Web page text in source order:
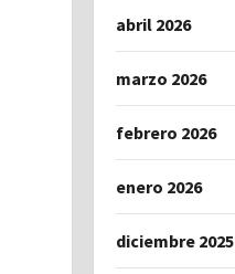
abril 2026
marzo 2026
febrero 2026
enero 2026
diciembre 2025